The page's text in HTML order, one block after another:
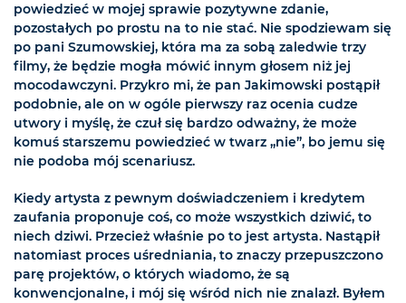
powiedzieć w mojej sprawie pozytywne zdanie,
pozostałych po prostu na to nie stać. Nie spodziewam się
po pani Szumowskiej, która ma za sobą zaledwie trzy
filmy, że będzie mogła mówić innym głosem niż jej
mocodawczyni. Przykro mi, że pan Jakimowski postąpił
podobnie, ale on w ogóle pierwszy raz ocenia cudze
utwory i myślę, że czuł się bardzo odważny, że może
komuś starszemu powiedzieć w twarz „nie”, bo jemu się
nie podoba mój scenariusz.
Kiedy artysta z pewnym doświadczeniem i kredytem
zaufania proponuje coś, co może wszystkich dziwić, to
niech dziwi. Przecież właśnie po to jest artysta. Nastąpił
natomiast proces uśredniania, to znaczy przepuszczono
parę projektów, o których wiadomo, że są
konwencjonalne, i mój się wśród nich nie znalazł. Byłem